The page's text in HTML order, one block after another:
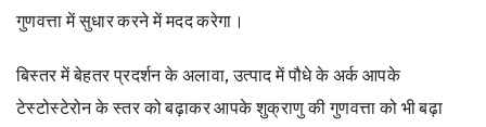
गुणवत्ता में सुधार करने में मदद करेगा।
बिस्तर में बेहतर प्रदर्शन के अलावा, उत्पाद में पौधे के अर्क आपके
टेस्टोस्टेरोन के स्तर को बढ़ाकर आपके शुक्राणु की गुणवत्ता को भी बढ़ा